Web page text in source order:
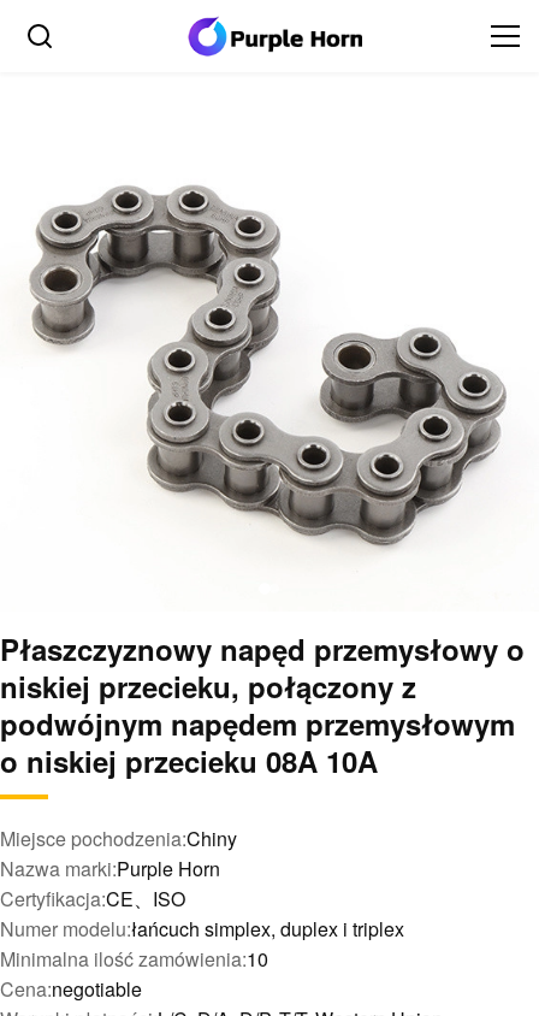
Płaszczyznowy napęd przemysłowy o
niskiej przecieku, połączony z
podwójnym napędem przemysłowym
o niskiej przecieku 08A 10A
Miejsce pochodzenia:Chiny
Nazwa marki:Purple Horn
Certyfikacja:CE、ISO
Numer modelu:łańcuch simplex, duplex i triplex
Minimalna ilość zamówienia:10
Cena:negotiable